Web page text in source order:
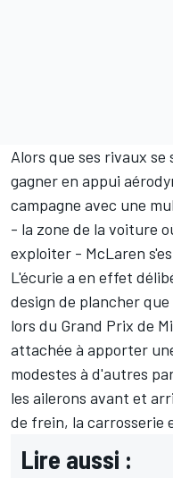
Alors que ses rivaux se
gagner en appui
campagne avec une
- la zone de la voiture
exploiter - McLaren
L'écurie a en effet
design de plancher
lors du Grand Prix de
attachée à apporter
modestes à d'autres
les ailerons avant et
de frein, la carrosserie
Lire aussi :